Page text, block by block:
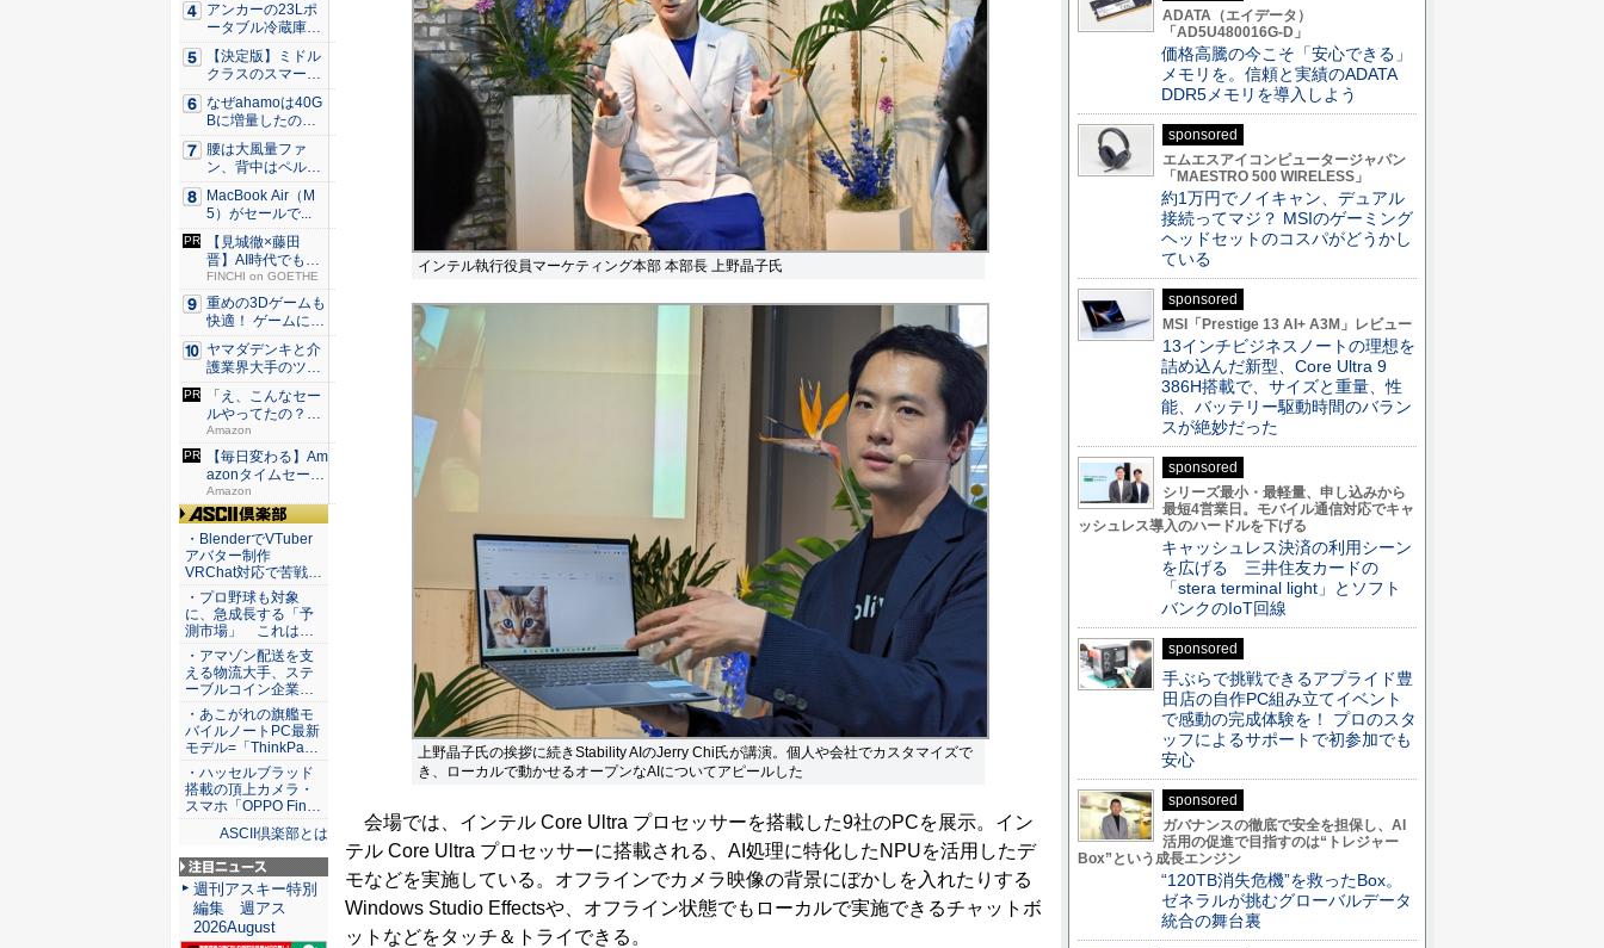
インテル執行役員マーケティング本部 本部長 上野晶子氏
上野晶子氏の挨拶に続きStability AIのJerry Chi氏が講演。個人や会社でカスタマイズで
き、ローカルで動かせるオープンなAIについてアピールした
会場では、インテル Core Ultra プロセッサーを搭載した9社のPCを展示。イン
テル Core Ultra プロセッサーに搭載される、AI処理に特化したNPUを活用したデ
モなどを実施している。オフラインでカメラ映像の背景にぼかしを入れたりする
Windows Studio Effectsや、オフライン状態でもローカルで実施できるチャットボ
ットなどをタッチ＆トライできる。
アンカーの23Lポ
ータブル冷蔵庫が
Ama...
【決定版】ミドル
クラスのスマート
フォンの...
なぜahamoは40G
Bに増量したの
か ...
腰は大風量ファ
ン、背中はペルチ
ェ冷却。ダ...
MacBook Air（M
5）がセールで...
【見城徹×藤田
晋】AI時代でも変
わらない...
FINCHI on GOETHE
重めの3Dゲームも
快適！ ゲームに強
いH...
ヤマダデンキと介
護業界大手のツク
イが協業...
「え、こんなセー
ルやってたの？」
80％O...
Amazon
【毎日変わる】Am
azonタイムセール
が...
Amazon
ASCII倶楽部
・BlenderでVTuber
アバター制作
VRChat対応で苦戦…
・プロ野球も対象
に、急成長する「予
測市場」 これは…
・アマゾン配送を支
える物流大手、ステ
ーブルコイン企業…
・あこがれの旗艦モ
バイルノートPC最新
モデル=「ThinkPa…
・ハッセルブラッド
搭載の頂上カメラ・
スマホ「OPPO Fin…
ASCII倶楽部とは
注目ニュース
週刊アスキー特別
編集 週アス
2026August
ADATA（エイデータ）
「AD5U480016G-D」
価格高騰の今こそ「安心できる」
メモリを。信頼と実績のADATA
DDR5メモリを導入しよう
sponsored
エムエスアイコンピュータージャパン
「MAESTRO 500 WIRELESS」
約1万円でノイキャン、デュアル
接続ってマジ？ MSIのゲーミング
ヘッドセットのコスパがどうかし
ている
sponsored
MSI「Prestige 13 AI+ A3M」レビュー
13インチビジネスノートの理想を
詰め込んだ新型、Core Ultra 9
386H搭載で、サイズと重量、性
能、バッテリー駆動時間のバラン
スが絶妙だった
sponsored
シリーズ最小・最軽量、申し込みから
最短4営業日。モバイル通信対応でキャ
ッシュレス導入のハードルを下げる
キャッシュレス決済の利用シーン
を広げる 三井住友カードの
「stera terminal light」とソフト
バンクのIoT回線
sponsored
手ぶらで挑戦できるアプライド豊
田店の自作PC組み立てイベント
で感動の完成体験を！ プロのスタ
ッフによるサポートで初参加でも
安心
sponsored
ガバナンスの徹底で安全を担保し、AI
活用の促進で目指すのは“トレジャー
Box”という成長エンジン
“120TB消失危機”を救ったBox。
ゼネラルが挑むグローバルデータ
統合の舞台裏